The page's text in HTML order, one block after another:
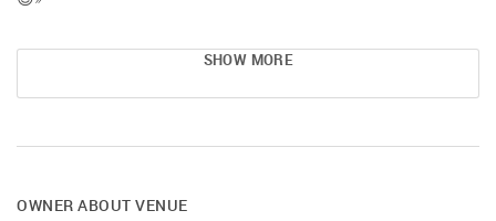
SHOW MORE
OWNER ABOUT VENUE